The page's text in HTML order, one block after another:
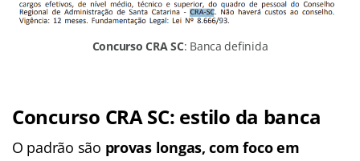
Concurso CRA SC: Banca definida
Concurso CRA SC: estilo da banca
O padrão são provas longas, com foco em